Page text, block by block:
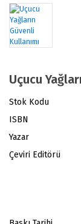
Uçucu
Stok Kodu
ISBN
Yazar
Çeviri Editörü